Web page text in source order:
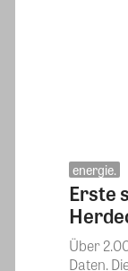
energie.
Erste
Über
Daten.